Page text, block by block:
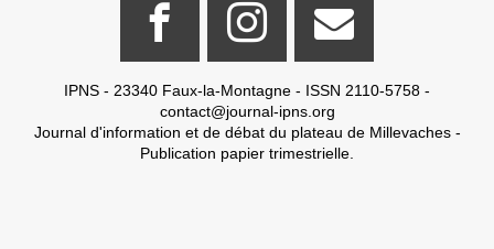
IPNS - 23340 Faux-la-Montagne - ISSN 2110-5758 -
contact@journal-ipns.org
Journal d'information et de débat du plateau de Millevaches -
Publication papier trimestrielle.